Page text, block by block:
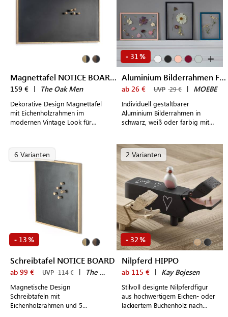
Magnettafel NOTICE BOARD (L)
159 € | The Oak Men
Dekorative Design Magnettafel
mit Eichenholzrahmen im
modernen Vintage Look für
- 31 % +
Aluminium Bilderrahmen FRAME
ab 26 € UVP 29 € | MOEBE
Individuell gestaltbarer
Aluminium Bilderrahmen in
schwarz, weiß oder farbig mit
6 Varianten
- 13 %
Schreibtafel NOTICE BOARD
ab 99 € UVP 114 € | The Oak Men
Magnetische Design
Schreibtafeln mit
Eichenholzrahmen und 5
2 Varianten
- 32 %
Nilpferd HIPPO
ab 115 € | Kay Bojesen
Stilvoll designte Nilpferdfigur
aus hochwertigem Eichen- oder
lackiertem Buchenholz nach